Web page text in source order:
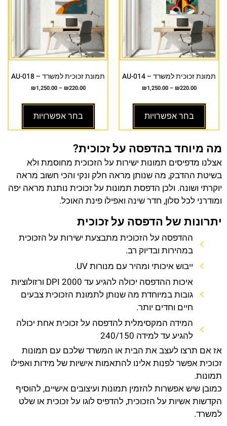
תמונת זכוכית למשרד – AU-014
₪220.00
–
₪1,250.00
בחר אפשרויות
תמונת זכוכית למשרד – AU-018
₪220.00
–
₪1,250.00
בחר אפשרויות
מה מיוחד בהדפסה על זכוכית?
אצלנו מדפיסים תמונות ישירות על הזכוכית מחוסמת ולא
בשיטת ההדבק, מה שנותן מראה חלק ונקי והכי חשוב מראה
יוקרתי ושונה. ולכן הדפסת תמונות על זכוכית נותנת מראה יפה
ומודרני לכל סלון, חדר שינה ואפילו פינת האוכל.
יתרונות של הדפסה על זכוכית
ההדפסה על הזכוכית מתבצעת ישירות על הזכוכית
במהירות ובדיוק רב.
ייבוש איכותי ומהיר עם מנורות UV.
איכות ההדפסה יכולה להגיע עד 2000 DPI ורזולוציות
גובות במיוחדת מה שנותן לתמונת הזכוכית צבעים
חיים וחדים יותר.
המידה המקסימלית להדפסה על זכוכית אחת יכולה
להגיע עד למידה 240/150
אז אם תרצו לעצב את הבית או המשרד שלכם עם תמונות
זכוכית אפשר לפנות אלינו להתאמות אישיות של מידות ואפילו
תמונות.
כמובן שיש אפשרות להזמין תמונות ועיצובים אישיים, להוסיף
הקדשות אשיות על הזכוכית, להדפיס לוגו על זכוכית או שלט
למשרד.